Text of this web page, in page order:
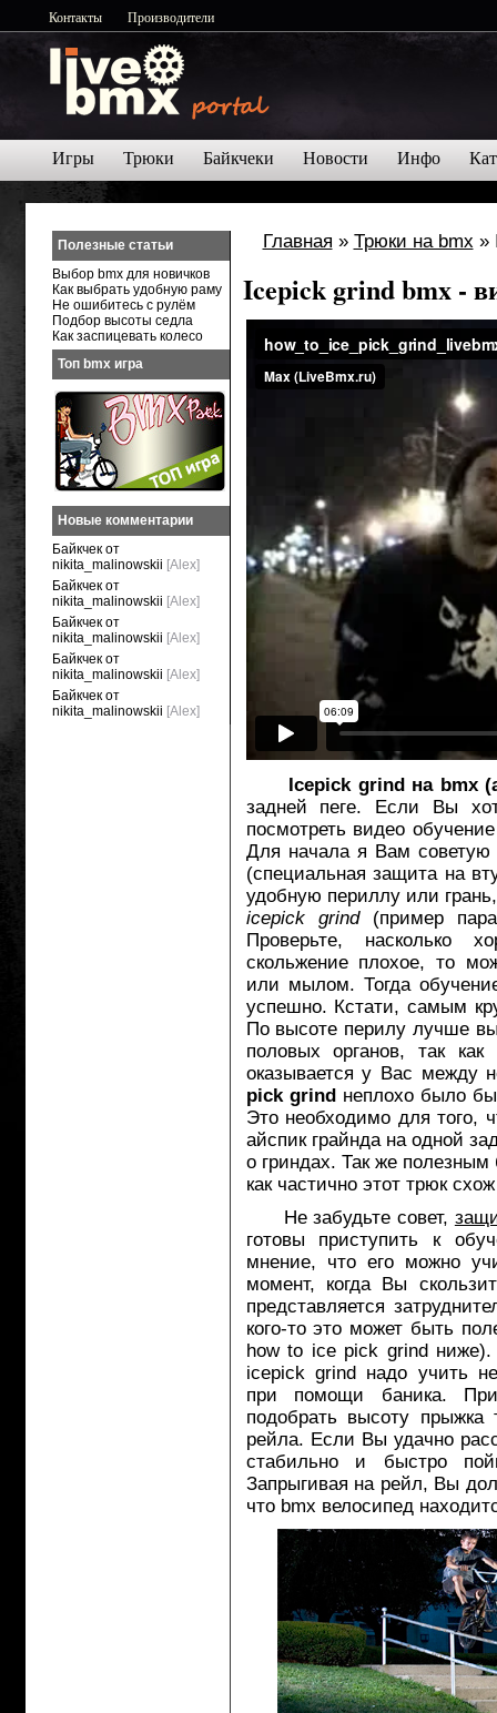
Контакты Производители
Игры Трюки Байкчеки Новости Инфо
Главная » Трюки на bmx »
Icepick grind bmx -
Icepick grind на bmx
задней пеге. Если Вы
посмотреть видео
Для начала я Вам советую
(специальная защита на
удобную периллу или
icepick grind(пример
Проверьте, насколько
скольжение плохое, то
или мылом. Тогда
успешно. Кстати, самым
По высоте перилу лучше
половых органов, так
оказывается у Вас между
pick grindнеплохо было бы
Это необходимо для того,
айспик грайнда на одной
о гриндах. Так же
как частично этот трюк
Не забудьте совет,
готовы приступить к
мнение, что его можно
момент, когда Вы
представляется
кого-то это может быть
how to ice pick grind
icepick grind надо учить
при помощи баника.
подобрать высоту
рейла. Если Вы удачно
стабильно и быстро
Запрыгивая на рейл, Вы
что bmx велосипед
Полезные статьи
Выбор bmx для новичков
Как выбрать удобную раму
Не ошибитесь с рулём
Подбор высоты седла
Как заспицевать колесо
Топ bmx игра
Новые комментарии
Байкчек от
nikita_malinowskii [Alex]
Байкчек от
nikita_malinowskii [Alex]
Байкчек от
nikita_malinowskii [Alex]
Байкчек от
nikita_malinowskii [Alex]
Байкчек от
nikita_malinowskii [Alex]